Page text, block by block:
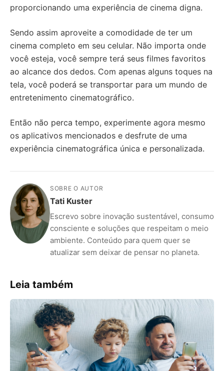
proporcionando uma experiência de cinema digna.
Sendo assim aproveite a comodidade de ter um
cinema completo em seu celular. Não importa onde
você esteja, você sempre terá seus filmes favoritos
ao alcance dos dedos. Com apenas alguns toques na
tela, você poderá se transportar para um mundo de
entretenimento cinematográfico.
Então não perca tempo, experimente agora mesmo
os aplicativos mencionados e desfrute de uma
experiência cinematográfica única e personalizada.
SOBRE O AUTOR
Tati Kuster
Escrevo sobre inovação sustentável, consumo
consciente e soluções que respeitam o meio
ambiente. Conteúdo para quem quer se
atualizar sem deixar de pensar no planeta.
Leia também